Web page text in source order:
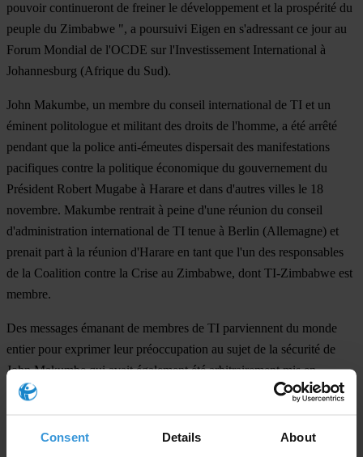
Consent Details About
pouvoir continueront de freiner le développement et la prospérité du
peuple du Zimbabwe ", a poursuivi Eigen en s'adressant ce jour au
Forum Mondial de l'OCDE sur l'Investissement International à
Johannesburg (Afrique du Sud).
John Makumbe, un membre du conseil international de TI et un
éminent politologue et militant des droits de l'homme, a été arrêté
pendant que la police anti-émeutes dispersait des manifestations
pacifiques contre la politique économique du gouvernement du
Président Robert Mugabe à Harare et dans d'autres villes le 18
novembre. Makumbe rentrait à peine d'une réunion du conseil
d'administration international de TI tenue à Berlin (Allemagne) et
prenait part à la réunion d'Harare en tant que l'un des responsables
de la Coalition contre la Crise au Zimbabwe, dont TI-Zimbabwe est
membre.
Des messages émanant de membres de TI parviennent du monde
entier pour exprimer leur préoccupation au sujet de la sécurité de
John Makumbe qui avait également été arbitrairement mis en
détention au début de cette année, alors que des forces armées de la
civile dans une église d'Harare le 13 février. A cette occasion,